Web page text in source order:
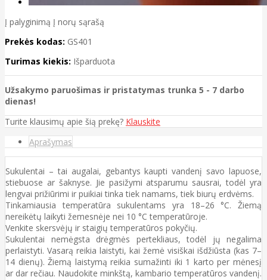
Į palyginimą Į norų sąrašą
Prekės kodas: GS401
Turimas kiekis: Išparduota
Užsakymo paruošimas ir pristatymas trunka 5 - 7 darbo
dienas!
Turite klausimų apie šią prekę? Klauskite
Aprašymas
Sukulentai – tai augalai, gebantys kaupti vandenį savo lapuose,
stiebuose ar šaknyse. Jie pasižymi atsparumu sausrai, todėl yra
lengvai prižiūrimi ir puikiai tinka tiek namams, tiek biurų erdvėms.
Tinkamiausia temperatūra sukulentams yra 18–26 °C. Žiemą
nereikėtų laikyti žemesnėje nei 10 °C temperatūroje.
Venkite skersvėjų ir staigių temperatūros pokyčių.
Sukulentai nemėgsta drėgmės pertekliaus, todėl jų negalima
perlaistyti. Vasarą reikia laistyti, kai žemė visiškai išdžiūsta (kas 7–
14 dienų). Žiemą laistymą reikia sumažinti iki 1 karto per mėnesį
ar dar rečiau. Naudokite minkštą, kambario temperatūros vandenį.